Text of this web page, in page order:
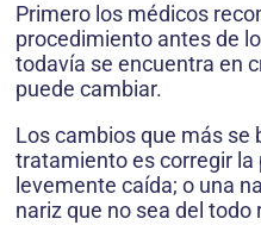
Primero los médicos
procedimiento antes de
todavía se encuentra en
puede cambiar.
Los cambios que más se
tratamiento es corregir la
levemente caída; o una
nariz que no sea del todo